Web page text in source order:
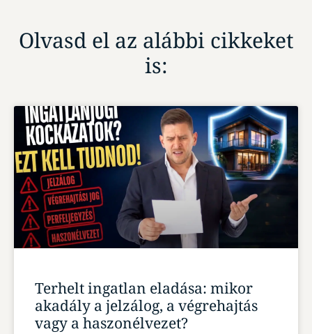
Olvasd el az alábbi cikkeket
is:
Terhelt ingatlan eladása: mikor
akadály a jelzálog, a végrehajtás
vagy a haszonélvezet?